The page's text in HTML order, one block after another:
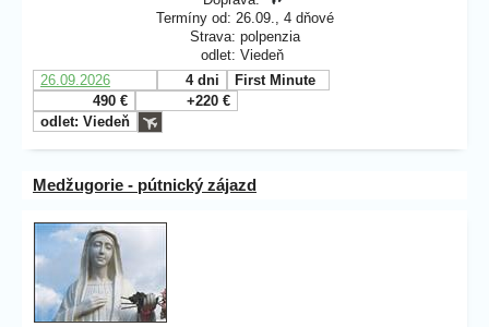
Termíny od: 26.09., 4 dňové
Strava: polpenzia
odlet: Viedeň
26.09.2026
4 dni
First Minute
490 €
+220 €
odlet: Viedeň
Medžugorie - pútnický zájazd